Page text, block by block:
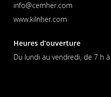
info@cemher.com
www.kilnher.com
Heures d’ouverture
Du lundi au vendredi, de 7 h